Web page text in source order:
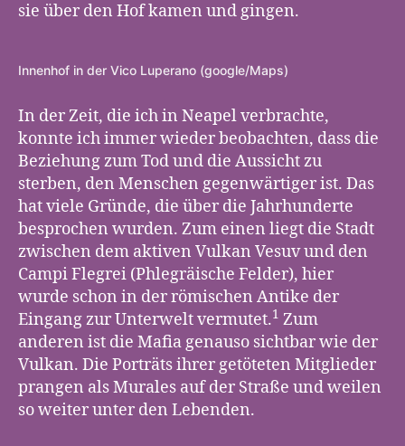
l
e
e
o
n
i
e
sie über den Hof kamen und gingen.
Innenhof in der Vico Luperano (google/Maps)
In der Zeit, die ich in Neapel verbrachte,
konnte ich immer wieder beobachten, dass die
Beziehung zum Tod und die Aussicht zu
sterben, den Menschen gegenwärtiger ist. Das
hat viele Gründe, die über die Jahrhunderte
besprochen wurden. Zum einen liegt die Stadt
zwischen dem aktiven Vulkan Vesuv und den
Campi Flegrei (Phlegräische Felder), hier
wurde schon in der römischen Antike der
Eingang zur Unterwelt vermutet.1 Zum
anderen ist die Mafia genauso sichtbar wie der
Vulkan. Die Porträts ihrer getöteten Mitglieder
prangen als Murales auf der Straße und weilen
so weiter unter den Lebenden.